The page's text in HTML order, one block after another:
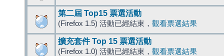
第二屆 Top15 票選活動
(Firefox 1.5) 活動已經結束， 觀看票選結果
擴充套件 Top 15 票選活動
(Firefox 1.0) 活動已經結束， 觀看票選結果